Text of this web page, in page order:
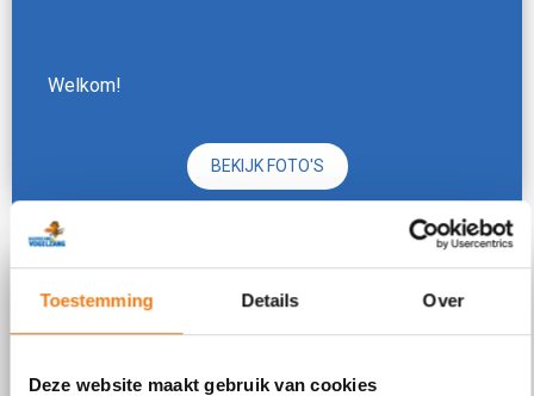
Toestemming Details Over
Deze website maakt gebruik van cookies
Welkom!
BEKIJK FOTO'S